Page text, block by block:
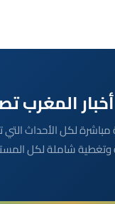
لكم متابعة مباشرة لكل
وتغطية شاملة لكل